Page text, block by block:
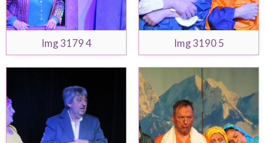
Img 3179 4 Img 3190 5